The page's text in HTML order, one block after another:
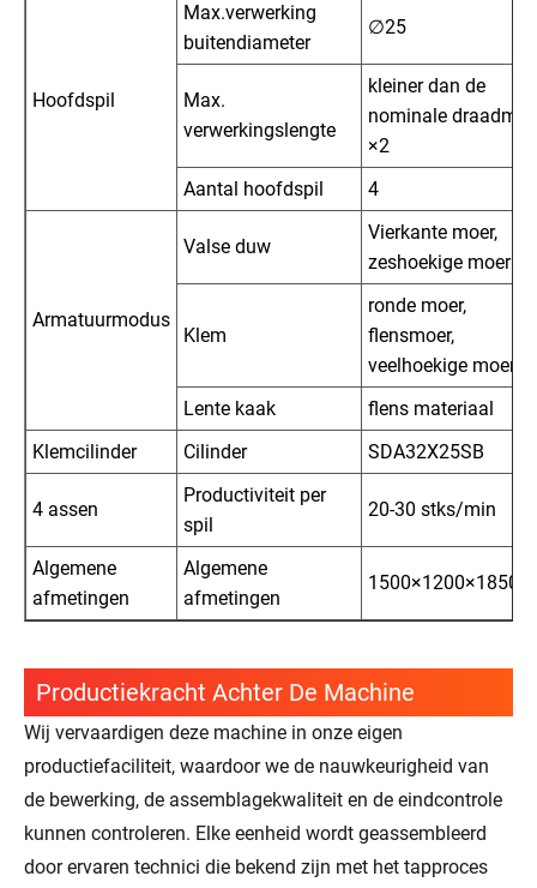
Hoofdspil
Max.verwerking
buitendiameter
∅25
Max.
verwerkingslengte
kleiner dan de
nominale
×2
Aantal hoofdspil
4
Armatuurmodus
Valse duw
Vierkante moer,
zeshoekige moer
Klem
ronde moer,
flensmoer,
veelhoekige moer
Lente kaak
flens materiaal
Klemcilinder
Cilinder SDA32X25SB
4 assen
Productiviteit per
spil
20-30 stks/min
Algemene
afmetingen
Algemene
afmetingen
Productiekracht Achter De Machine
Wij vervaardigen deze machine in onze eigen
productiefaciliteit, waardoor we de nauwkeurigheid van
de bewerking, de assemblagekwaliteit en de eindcontrole
kunnen controleren. Elke eenheid wordt geassembleerd
door ervaren technici die bekend zijn met het tapproces